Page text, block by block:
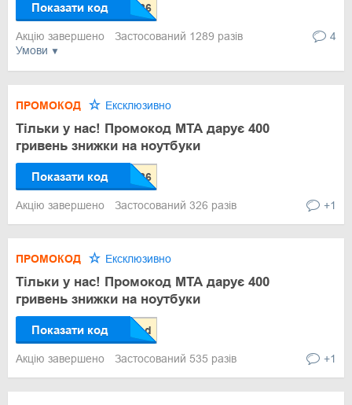
Умови
Показати код
Акцію завершено Застосований 1289 разів 4
ПРОМОКОД Ексклюзивно
Тільки у нас! Промокод МТА дарує 400
гривень знижки на ноутбуки
Показати код
Акцію завершено Застосований 326 разів +1
ПРОМОКОД Ексклюзивно
Тільки у нас! Промокод МТА дарує 400
гривень знижки на ноутбуки
Показати код
Акцію завершено Застосований 535 разів +1